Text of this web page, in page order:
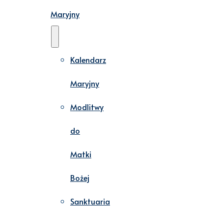
Maryjny
Kalendarz
Maryjny
Modlitwy
do
Matki
Bożej
Sanktuaria